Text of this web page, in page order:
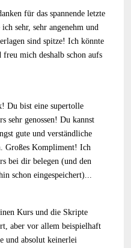
für das spannende letzte
sehr, sehr angenehm und
sind spitze! Ich könnte
mich deshalb schon aufs
Du bist eine supertolle
sehr genossen! Du kannst
gute und verständliche
Großes Kompliment! Ich
bei dir belegen (und den
schon eingespeichert)...
Kurs und die Skripte
aber vor allem beispielhaft
und absolut keinerlei